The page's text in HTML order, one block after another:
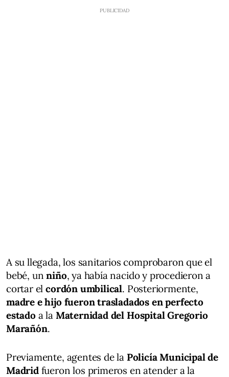
A su llegada, los sanitarios comprobaron que el
bebé, unniño, ya había nacido y procedieron a
cortar elcordón umbilical. Posteriormente,
madre e hijo fueron trasladados en perfecto
estadoa la Maternidad del Hospital Gregorio
Marañón.
Previamente, agentes de la Policía Municipal de
Madridfueron los primeros en atender a la